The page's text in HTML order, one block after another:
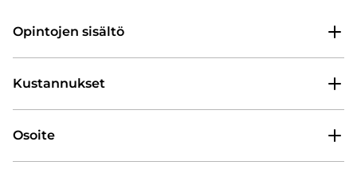
Opintojen sisältö
Kustannukset
Osoite